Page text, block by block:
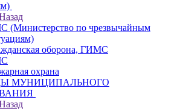
(Министерство по чрезвычайным
оборона, ГИМС
охрана
МУНИЦИПАЛЬНОГО